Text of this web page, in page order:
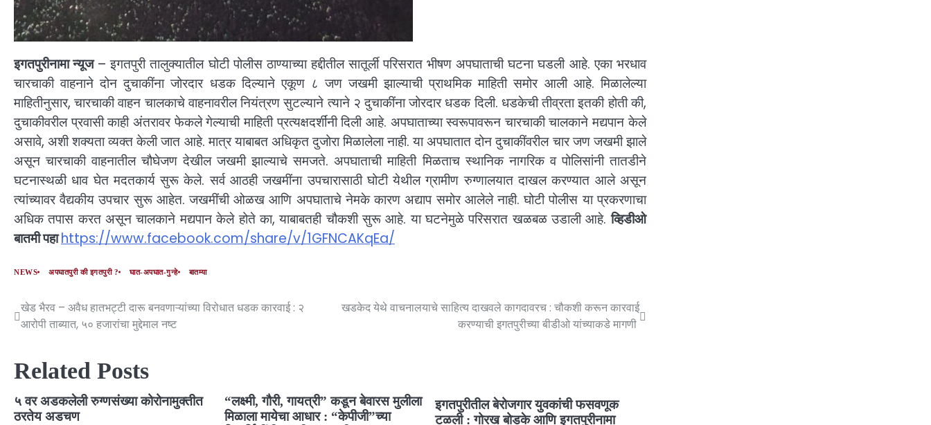
इगतपुरीनामा न्यूज– इगतपुरी तालुक्यातील घोटी पोलीस ठाण्याच्या हद्दीतील सातूर्ली परिसरात भीषण अपघाताची घटना घडली आहे. एका भरधाव
चारचाकी वाहनाने दोन दुचाकींना जोरदार धडक दिल्याने एकूण ८ जण जखमी झाल्याची प्राथमिक माहिती समोर आली आहे. मिळालेल्या
माहितीनुसार, चारचाकी वाहन चालकाचे वाहनावरील नियंत्रण सुटल्याने त्याने २ दुचाकींना जोरदार धडक दिली. धडकेची तीव्रता इतकी होती की,
दुचाकीवरील प्रवासी काही अंतरावर फेकले गेल्याची माहिती प्रत्यक्षदर्शींनी दिली आहे. अपघाताच्या स्वरूपावरून चारचाकी चालकाने मद्यपान केले
असावे, अशी शक्यता व्यक्त केली जात आहे. मात्र याबाबत अधिकृत दुजोरा मिळालेला नाही. या अपघातात दोन दुचाकींवरील चार जण जखमी झाले
असून चारचाकी वाहनातील चौघेजण देखील जखमी झाल्याचे समजते. अपघाताची माहिती मिळताच स्थानिक नागरिक व पोलिसांनी तातडीने
घटनास्थळी धाव घेत मदतकार्य सुरू केले. सर्व आठही जखमींना उपचारासाठी घोटी येथील ग्रामीण रुग्णालयात दाखल करण्यात आले असून
त्यांच्यावर वैद्यकीय उपचार सुरू आहेत. जखमींची ओळख आणि अपघाताचे नेमके कारण अद्याप समोर आलेले नाही. घोटी पोलीस या प्रकरणाचा
अधिक तपास करत असून चालकाने मद्यपान केले होते का, याबाबतही चौकशी सुरू आहे. या घटनेमुळे परिसरात खळबळ उडाली आहे.व्हिडीओ
बातमी पहाhttps://www.facebook.com/share/v/1GFNCAKqEa/
NEWS अपघातपुरी की इगतपुरी ? घात-अपघात-गुन्हे बातम्या
खेड भैरव – अवैध हातभट्टी दारू बनवणाऱ्यांच्या विरोधात धडक कारवाई : २
आरोपी ताब्यात, ५० हजारांचा मुद्देमाल नष्ट
खडकेद येथे वाचनालयाचे साहित्य दाखवले कागदावरच : चौकशी करून कारवाई
करण्याची इगतपुरीच्या बीडीओ यांच्याकडे मागणी
Related Posts
५ वर अडकलेली रुग्णसंख्या कोरोनामुक्तीत
ठरतेय अडचण
“लक्ष्मी, गौरी, गायत्री” कडून बेवारस मुलीला
मिळाला मायेचा आधार : “केपीजी”च्या
इगतपुरीतील बेरोजगार युवकांची फसवणूक
टळली : गोरख बोडके आणि इगतपुरीनामा